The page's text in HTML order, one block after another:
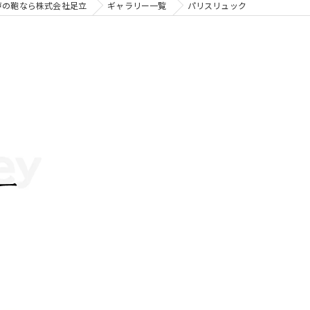
鞄なら株式会社足立 ギャラリー一覧 パリスリュック